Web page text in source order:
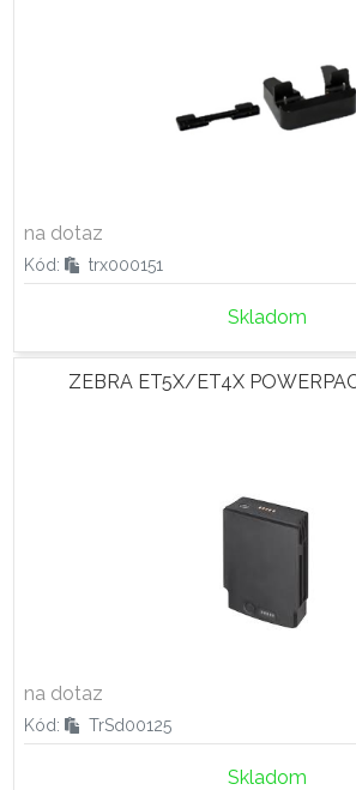
na dotaz
Kód: trx000151
Skladom
ZEBRA ET5X/ET4X
na dotaz
Kód: TrSd00125
Skladom